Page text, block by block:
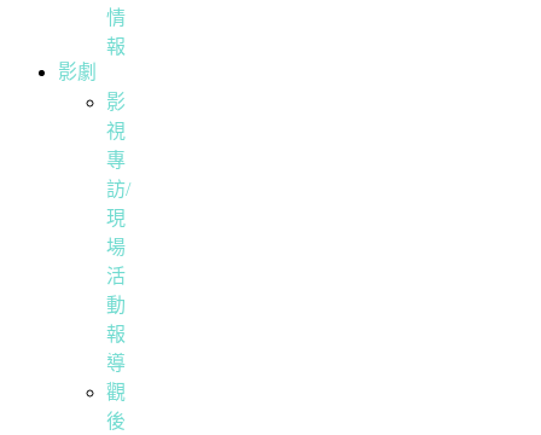
情
報
影劇
影
視
專
訪/
現
場
活
動
報
導
觀
後